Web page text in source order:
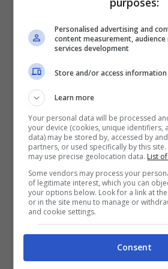
Come accedere ai
generalisti su
Fonte: Pixabay – VideoGiochi.com
I nuovi canali generalisti
Personalised advertising and
content measurement, audience
services development
Store and/or access information
Learn more
Your personal data will be processed
your device (cookies, unique identifiers,
data) may be stored by, accessed by
partners, or used specifically by this
may use precise geolocation data. List
Some vendors may process your
of legitimate interest, which you can
your options below. Look for a link at
or in the site menu to manage or
and cookie settings.
Consent